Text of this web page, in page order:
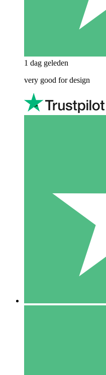
1 dag geleden
very good for design